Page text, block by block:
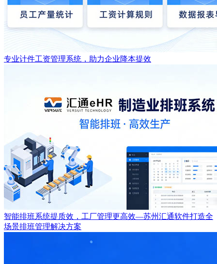
专业计件工资管理系统，助力企业降本提效
智能排班系统提质效，工厂管理更高效—苏州汇通软件打造全
场景排班管理解决方案